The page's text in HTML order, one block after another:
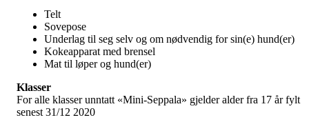
Telt
Sovepose
Underlag til seg selv og om nødvendig for sin(e) hund(er)
Kokeapparat med brensel
Mat til løper og hund(er)
Klasser
For alle klasser unntatt «Mini-Seppala» gjelder alder fra 17 år fylt
senest 31/12 2020